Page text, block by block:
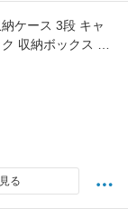
ケース 3段 キャ
収納ボックス ク
明 中身が見える
ト 衣類 アイリス
る